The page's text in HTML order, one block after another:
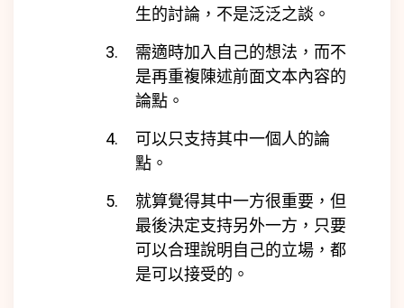
生的討論，不是泛泛之談。
需適時加入自己的想法，而不
是再重複陳述前面文本內容的
論點。
可以只支持其中一個人的論
點。
就算覺得其中一方很重要，但
最後決定支持另外一方，只要
可以合理說明自己的立場，都
是可以接受的。